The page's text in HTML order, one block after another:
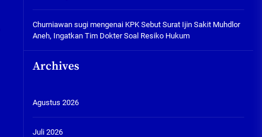
Churniawan sugimengenai KPK Sebut Surat Ijin Sakit Muhdlor
Aneh, Ingatkan Tim Dokter Soal Resiko Hukum
Archives
Agustus 2026
Juli 2026